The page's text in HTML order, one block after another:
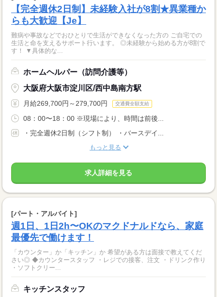
【完全週休2日制】未経験入社が8割★異業種か
らも大歓迎【Je】
難病や事故などでおひとりで生活ができなくなった方の ご自宅での
生活と命を支えるサポート行います。 ◎未経験から始める方が8割で
す！ ▼具体的な...
ホームヘルパー（訪問介護等）
大阪府大阪市淀川区/西中島南方駅
月給269,700円～279,700円 交通費全額支給
08：00〜18：00 ※現場により、時間は前後...
・完全週休2日制（シフト制） ・バースデイ...
もっと見る
求人詳細を見る
[パート・アルバイト]
週1日、1日2h〜OKのマクドナルドなら、家庭
最優先で働けます！
「カウンター」か「キッチン」か 希望がある方は面接で教えてくだ
さい◎ ◆カウンタースタッフ ・レジでの接客、注文 ・ドリンク作り
・ソフトクリー...
キッチンスタッフ